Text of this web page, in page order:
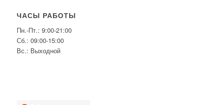
ЧАСЫ РАБОТЫ
Пн.-Пт.: 9:00-21:00
Сб.: 09:00-15:00
Вс.: Выходной